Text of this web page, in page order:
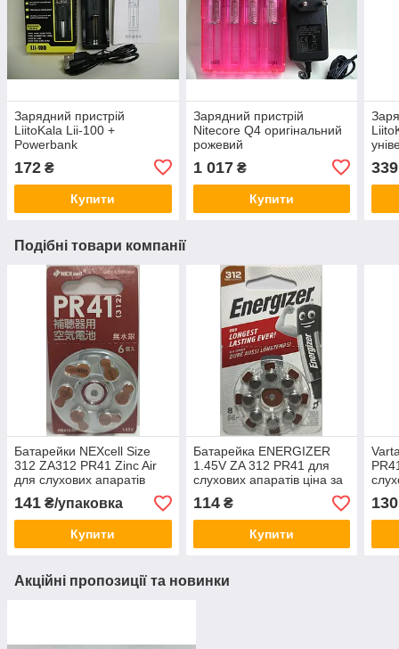
Зарядний пристрій
LiitoKala Lii-100 +
Powerbank
172 ₴
Купити
Зарядний пристрій
Nitecore Q4 оригінальний
рожевий
1 017₴
Купити
339
Подібні товари компанії
Батарейки NEXcell Size
312 ZA312 PR41 Zinc Air
для слухових апаратів
141 ₴/упаковка
Купити
Батарейка ENERGIZER
1.45V ZA 312 PR41 для
слухових апаратів ціна за
блістер (8 шт.)
114₴
Купити
130
Акційні пропозиції та новинки